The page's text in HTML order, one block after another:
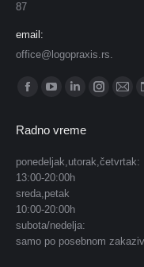
87
email:
office@logopraxis.rs.
Find us on:
opens
in
new
window
opens
in
new
window
Linkedin
opens
in
new
Instagram
in
in
Radno vreme
ponedeljak,utorak,četvrtak:
13:00-20:00h
sreda,petak
10:00-20:00h
subota/nedelja:
samo po posebnom